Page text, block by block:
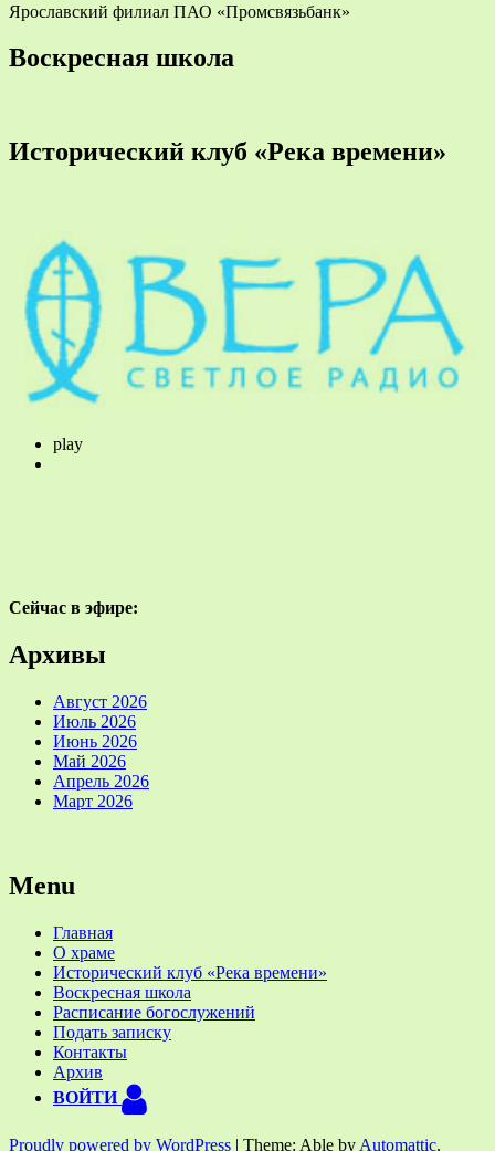
Ярославский филиал ПАО «Промсвязьбанк»
Воскресная школа
Исторический клуб «Река времени»
play
Сейчас в эфире:
Архивы
Август 2026
Июль 2026
Июнь 2026
Май 2026
Апрель 2026
Март 2026
Menu
Главная
О храме
Исторический клуб «Река времени»
Воскресная школа
Расписание богослужений
Подать записку
Контакты
Архив
ВОЙТИ
Proudly powered by WordPress | Theme: Able by Automattic.